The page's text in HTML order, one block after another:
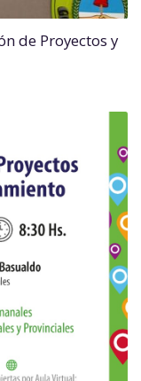
de Proyectos y